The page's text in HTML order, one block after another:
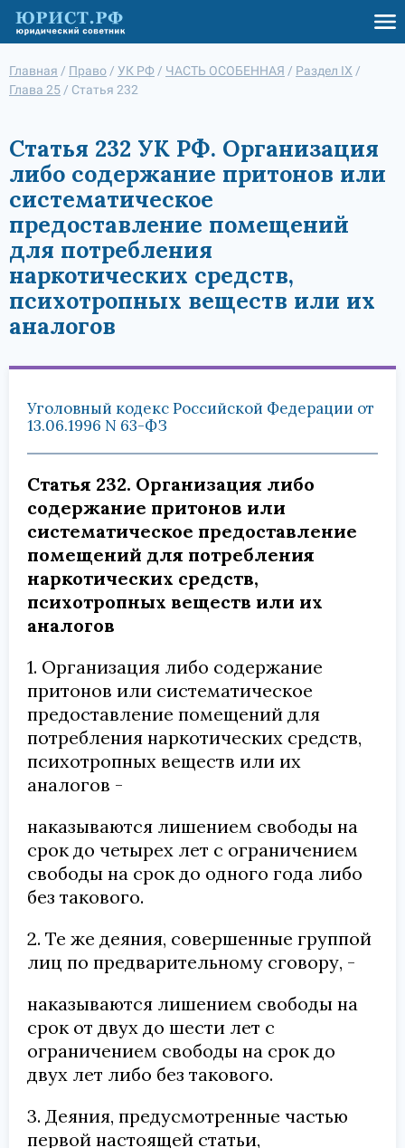
Главная / Право / УК РФ / ЧАСТЬ ОСОБЕННАЯ / Раздел IX /
Глава 25 / Статья 232
Статья 232 УК РФ. Организация
либо содержание притонов или
систематическое
предоставление помещений
для потребления
наркотических средств,
психотропных веществ или их
аналогов
Уголовный кодекс Российской Федерации от
13.06.1996 N 63-ФЗ
Статья 232. Организация либо
содержание притонов или
систематическое предоставление
помещений для потребления
наркотических средств,
психотропных веществ или их
аналогов
1. Организация либо содержание
притонов или систематическое
предоставление помещений для
потребления наркотических средств,
психотропных веществ или их
аналогов -
наказываются лишением свободы на
срок до четырех лет с ограничением
свободы на срок до одного года либо
без такового.
2. Те же деяния, совершенные группой
лиц по предварительному сговору, -
наказываются лишением свободы на
срок от двух до шести лет с
ограничением свободы на срок до
двух лет либо без такового.
3. Деяния, предусмотренные частью
первой настоящей статьи,